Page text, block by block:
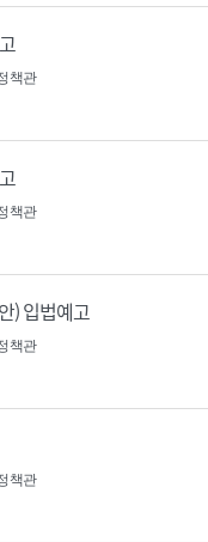
책관
책관
) 입법예고
책관
책관